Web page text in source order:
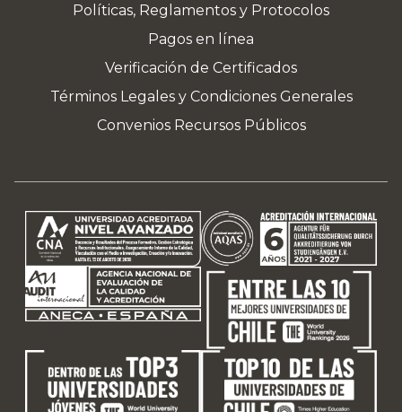
Políticas, Reglamentos y Protocolos
Pagos en línea
Verificación de Certificados
Términos Legales y Condiciones Generales
Convenios Recursos Públicos